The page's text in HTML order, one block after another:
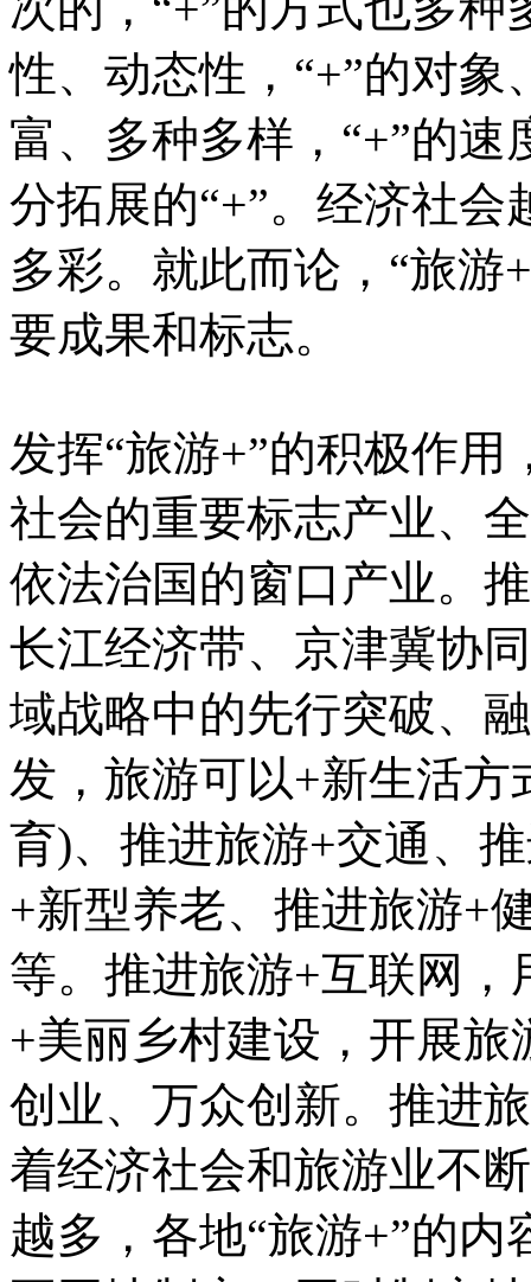
性、动态性，“+”的对
富、多种多样，“+”的速
分拓展的“+”。经济社会
多彩。就此而论，“旅游
要成果和标志。
发挥“旅游+”的积极作
社会的重要标志产业、
依法治国的窗口产业。
长江经济带、京津冀协
域战略中的先行突破、
发，旅游可以+新生活
育)、推进旅游+交通、
+新型养老、推进旅游+
等。推进旅游+互联网
+美丽乡村建设，开展
创业、万众创新。推进
着经济社会和旅游业不
越多，各地“旅游+”的